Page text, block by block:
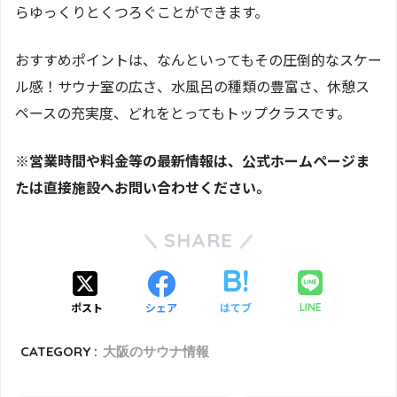
らゆっくりとくつろぐことができます。
おすすめポイントは、なんといってもその圧倒的なスケー
ル感！サウナ室の広さ、水風呂の種類の豊富さ、休憩ス
ペースの充実度、どれをとってもトップクラスです。
※営業時間や料金等の最新情報は、公式ホームページま
たは直接施設へお問い合わせください。
SHARE
ポスト シェア はてブ LINE
CATEGORY : 大阪のサウナ情報